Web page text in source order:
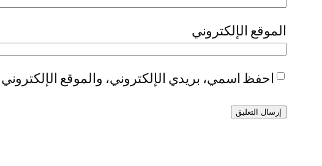
الموقع الإلكتروني
احفظ اسمي، بريدي الإلكتروني، والموقع